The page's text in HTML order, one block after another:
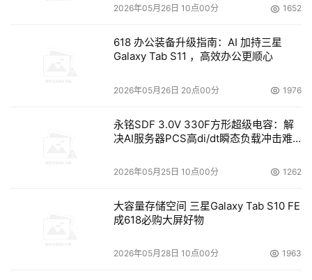
供应规范，这是EGA为鼓励互操作网格产品和最佳实践的开
周一（2006年3月27日）
和IBM公司在技术领域内的合作又迈进了一
作，iSeries是IBM最畅销的中端服务器主力。
据悉， EMC公司计划在下个月发布两款面向中小企业
品有助于中小企业从DAS升级到SAN。
存储路由器。据该公司称，这个新路由器使用户不再需要利
2026年05月26日 10点00分 1652
618 办公装备升级指南：AI 加持三星
Galaxy Tab S11 ，高效办公更顺心
2026年05月26日 20点00分 1976
永铭SDF 3.0V 330F方形超级电容：解
决AI服务器PCS高di/dt瞬态负载冲击难
2026年05月25日 10点00分 1262
大容量存储空间 三星Galaxy Tab S10 FE
成618必购大屏好物
2026年05月28日 10点00分 1963